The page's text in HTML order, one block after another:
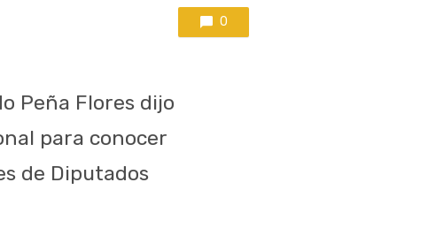
0
Peña Flores dijo
para conocer
de Diputados